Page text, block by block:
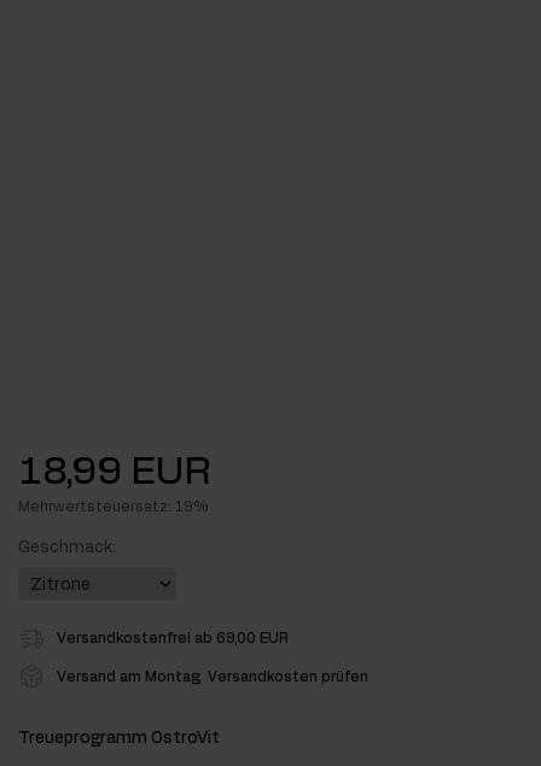
18,99 EUR
Mehrwertsteuersatz: 19%
Geschmack:
Versandkostenfrei ab 69,00 EUR
Versand am Montag Versandkosten prüfen
Treueprogramm OstroVit